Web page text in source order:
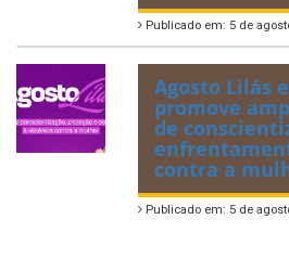
Publicado em: 5 de
Agosto Lilás
promove
de
contra a
Publicado em: 5 de